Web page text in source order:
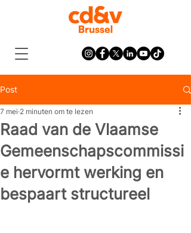
Post
Raad van de Vlaamse
Gemeenschapscommissi
e hervormt werking en
bespaart structureel
7 mei 2 minuten om te lezen